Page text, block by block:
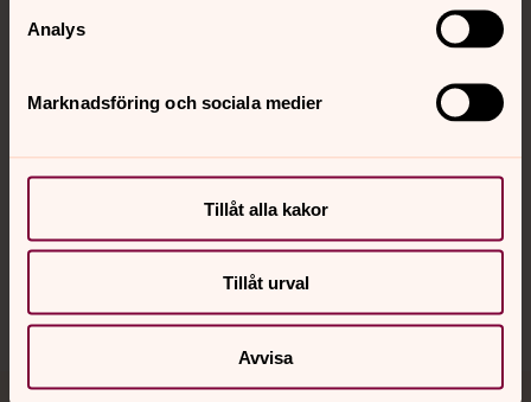
Analys
Marknadsföring och sociala medier
Tillåt alla kakor
Tillåt urval
Avvisa
Hitta snabbt
Sociala kanaler